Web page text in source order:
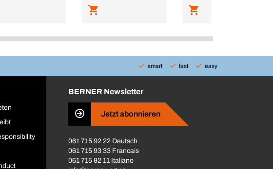
smart fast easy
BERNER Newsletter
Jetzt abonnieren
061 715 92 22 Deutsch
061 715 93 33 Francais
061 715 92 11 Italiano